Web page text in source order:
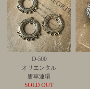
D-500
オリエンタル
唐草連環
SOLD OUT